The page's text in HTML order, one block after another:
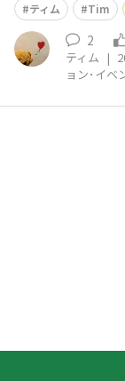
ティム Tim
2
ティム |
ョン･イベ